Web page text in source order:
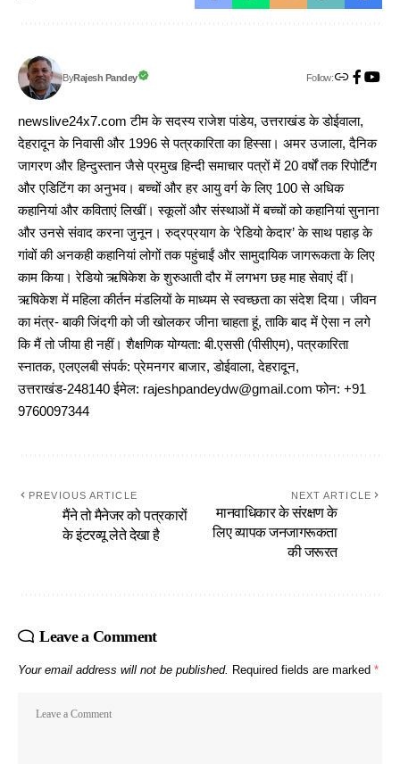
ByRajesh Pandey Follow:
newslive24x7.com टीम के सदस्य राजेश पांडेय, उत्तराखंड के डोईवाला,
देहरादून के निवासी और 1996 से पत्रकारिता का हिस्सा। अमर उजाला, दैनिक
जागरण और हिन्दुस्तान जैसे प्रमुख हिन्दी समाचार पत्रों में 20 वर्षों तक रिपोर्टिंग
और एडिटिंग का अनुभव। बच्चों और हर आयु वर्ग के लिए 100 से अधिक
कहानियां और कविताएं लिखीं। स्कूलों और संस्थाओं में बच्चों को कहानियां सुनाना
और उनसे संवाद करना जुनून। रुद्रप्रयाग के ‘रेडियो केदार’ के साथ पहाड़ के
गांवों की अनकही कहानियां लोगों तक पहुंचाईं और सामुदायिक जागरूकता के लिए
काम किया। रेडियो ऋषिकेश के शुरुआती दौर में लगभग छह माह सेवाएं दीं।
ऋषिकेश में महिला कीर्तन मंडलियों के माध्यम से स्वच्छता का संदेश दिया। जीवन
का मंत्र- बाकी जिंदगी को जी खोलकर जीना चाहता हूं, ताकि बाद में ऐसा न लगे
कि मैं तो जीया ही नहीं। शैक्षणिक योग्यता: बी.एससी (पीसीएम), पत्रकारिता
स्नातक, एलएलबी संपर्क: प्रेमनगर बाजार, डोईवाला, देहरादून,
उत्तराखंड-248140 ईमेल: rajeshpandeydw@gmail.com फोन: +91
9760097344
PREVIOUS ARTICLE
मैंने तो मैनेजर को पत्रकारों
के इंटरव्यू लेते देखा है
NEXT ARTICLE
मानवाधिकार के संरक्षण के
लिए व्यापक जनजागरूकता
की जरूरत
Leave a Comment
Your email address will not be published. Required fields are marked *